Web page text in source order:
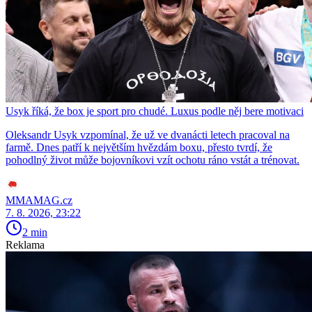
Usyk říká, že box je sport pro chudé. Luxus podle něj bere motivaci
Oleksandr Usyk vzpomínal, že už ve dvanácti letech pracoval na
farmě. Dnes patří k největším hvězdám boxu, přesto tvrdí, že
pohodlný život může bojovníkovi vzít ochotu ráno vstát a trénovat.
MMAMAG.cz
7. 8. 2026, 23:22
2 min
Reklama